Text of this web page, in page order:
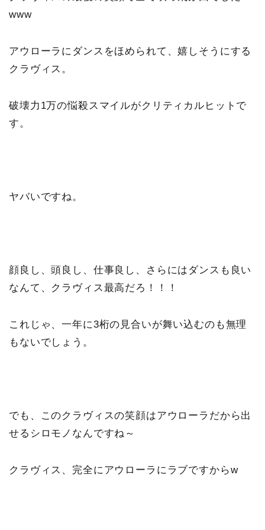
www
アウローラにダンスをほめられて、嬉しそうにする
クラヴィス。
破壊力1万の悩殺スマイルがクリティカルヒットで
す。
ヤバいですね。
顔良し、頭良し、仕事良し、さらにはダンスも良い
なんて、クラヴィス最高だろ！！！
これじゃ、一年に3桁の見合いが舞い込むのも無理
もないでしょう。
でも、このクラヴィスの笑顔はアウローラだから出
せるシロモノなんですね～
クラヴィス、完全にアウローラにラブですからw